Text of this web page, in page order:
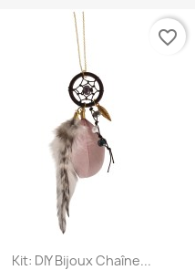
Aperçu rapide
Kit: DIY Bijoux Chaîne...
favorite_border